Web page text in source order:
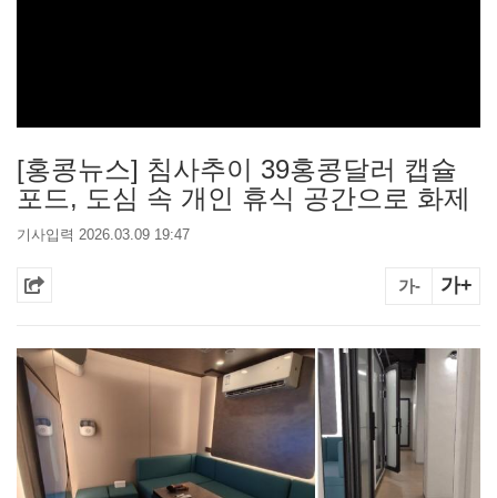
[홍콩뉴스] 침사추이 39홍콩달러 캡슐
포드, 도심 속 개인 휴식 공간으로 화제
기사입력 2026.03.09 19:47
가- 가+